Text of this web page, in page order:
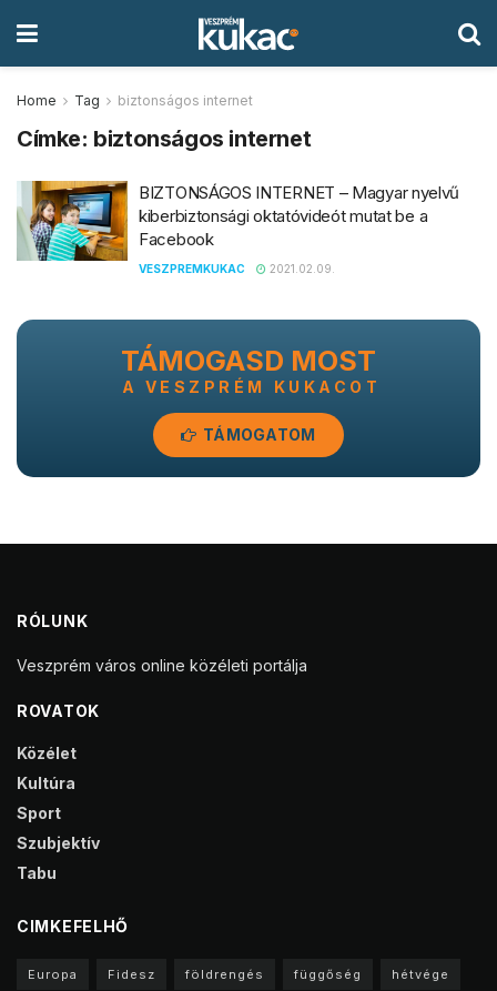
Home Tag biztonságos internet
Címke: biztonságos internet
BIZTONSÁGOS INTERNET – Magyar nyelvű
kiberbiztonsági oktatóvideót mutat be a
Facebook
VESZPREMKUKAC 2021.02.09.
TÁMOGASD MOST
A VESZPRÉM KUKACOT
TÁMOGATOM
RÓLUNK
Veszprém város online közéleti portálja
ROVATOK
Közélet
Kultúra
Sport
Szubjektív
Tabu
CIMKEFELHŐ
Europa Fidesz földrengés függőség hétvége